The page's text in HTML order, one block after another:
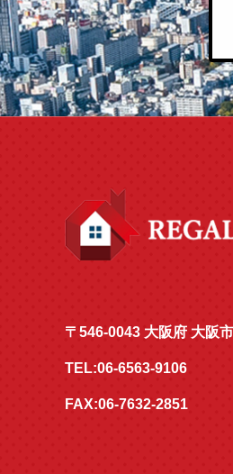
〒546-0043 大阪府 大阪
TEL:06-6563-9106
FAX:06-7632-2851